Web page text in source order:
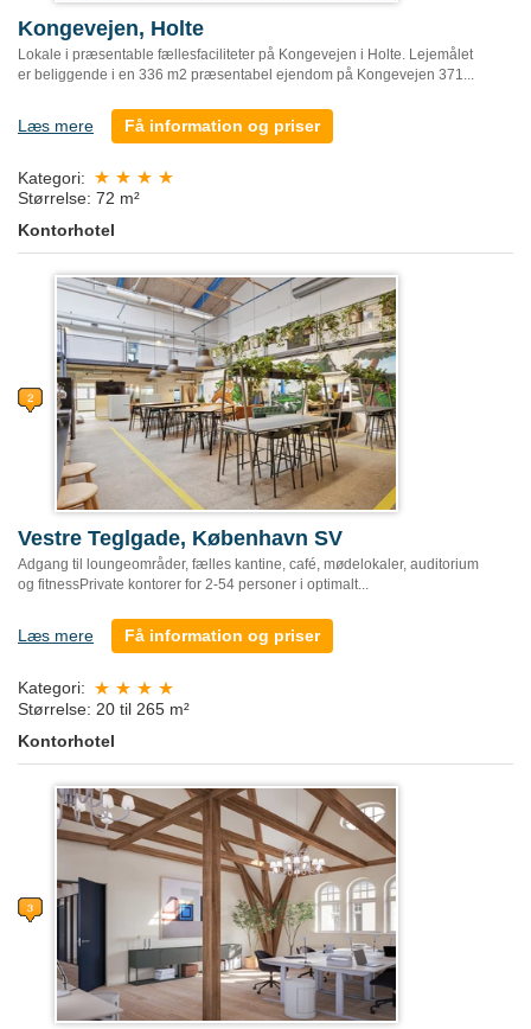
Kongevejen, Holte
Lokale i præsentable fællesfaciliteter på Kongevejen i Holte. Lejemålet
er beliggende i en 336 m2 præsentabel ejendom på Kongevejen 371...
Læs mere Få information og priser
Kategori:
Størrelse: 72 m²
Kontorhotel
Vestre Teglgade, København SV
Adgang til loungeområder, fælles kantine, café, mødelokaler, auditorium
og fitnessPrivate kontorer for 2-54 personer i optimalt...
Læs mere Få information og priser
Kategori:
Størrelse: 20 til 265 m²
Kontorhotel